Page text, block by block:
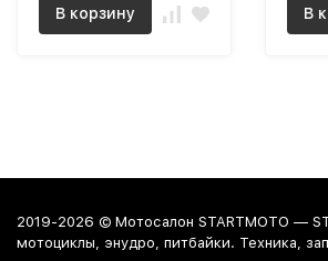
В корзину В
2019-2026 © Мотосалон STARTMOTO —
мотоциклы, энудро, питбайки. Техника,